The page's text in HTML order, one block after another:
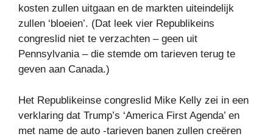
kosten zullen uitgaan en de markten uiteindelijk
zullen ‘bloeien’. (Dat leek vier Republikeins
congreslid niet te verzachten – geen uit
Pennsylvania – die stemde om tarieven terug te
geven aan Canada.)
Het Republikeinse congreslid Mike Kelly zei in een
verklaring dat Trump’s ‘America First Agenda’ en
met name de auto -tarieven banen zullen creëren